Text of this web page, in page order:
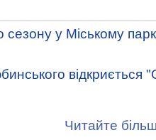
сезону у Міському
відкриється
Читайте